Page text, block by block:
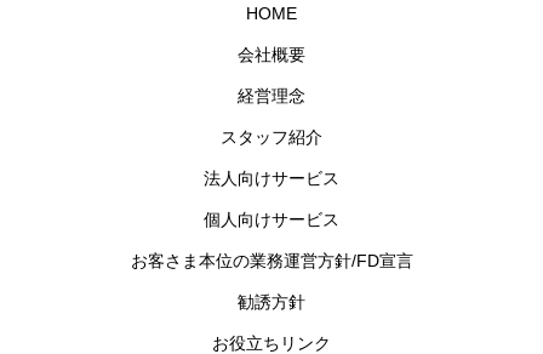
HOME
会社概要
経営理念
スタッフ紹介
法人向けサービス
個人向けサービス
お客さま本位の業務運営方針/FD宣言
勧誘方針
お役立ちリンク